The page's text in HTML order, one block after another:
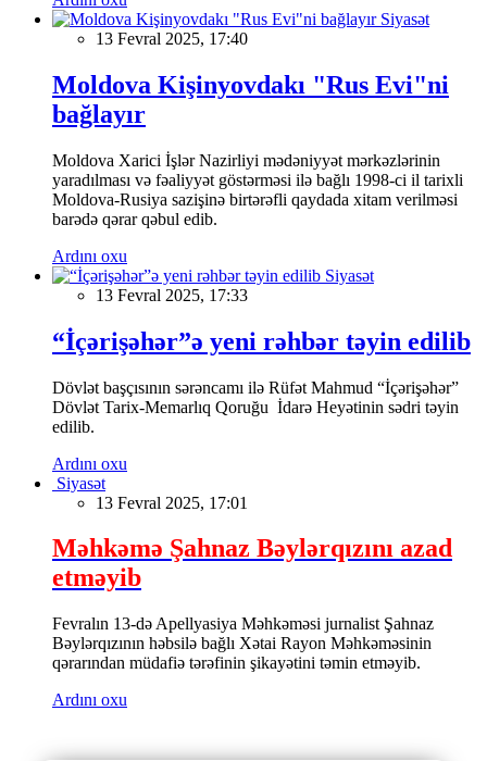
Siyasət
13 Fevral 2025, 17:40
Moldova Kişinyovdakı "Rus Evi"ni
bağlayır
Moldova Xarici İşlər Nazirliyi mədəniyyət mərkəzlərinin
yaradılması və fəaliyyət göstərməsi ilə bağlı 1998-ci il tarixli
Moldova-Rusiya sazişinə birtərəfli qaydada xitam verilməsi
barədə qərar qəbul edib.
Ardını oxu
Siyasət
13 Fevral 2025, 17:33
“İçərişəhər”ə yeni rəhbər təyin edilib
Dövlət başçısının sərəncamı ilə Rüfət Mahmud “İçərişəhər”
Dövlət Tarix-Memarlıq Qoruğu İdarə Heyətinin sədri təyin
edilib.
Ardını oxu
Siyasət
13 Fevral 2025, 17:01
Məhkəmə Şahnaz Bəylərqızını azad
etməyib
Fevralın 13-də Apellyasiya Məhkəməsi jurnalist Şahnaz
Bəylərqızının həbsilə bağlı Xətai Rayon Məhkəməsinin
qərarından müdafiə tərəfinin şikayətini təmin etməyib.
Ardını oxu